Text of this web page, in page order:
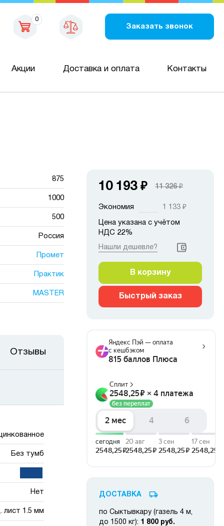
0
Заказать звонок
Акции Доставка и оплата Контакты
875
1000
500
Россия
Промет
Практик
MASTER
Без тумб
Нет
лист 1.5 мм
Отзывы
10 193 ₽ 11 326₽
Экономия 1 133 ₽
Цена указана с учётом
НДС 22%
Нашли дешевле?
В корзину
Быстрый заказ
ДОСТАВКА
по Сыктывкару (газель 4 м,
до 1500 кг): 1 800 руб.